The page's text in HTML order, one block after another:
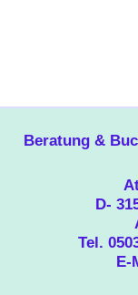
Beratung &
D-
Tel.
E-